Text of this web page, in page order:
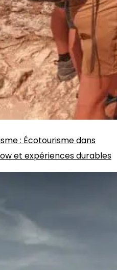
: Écotourisme dans
et expériences durables